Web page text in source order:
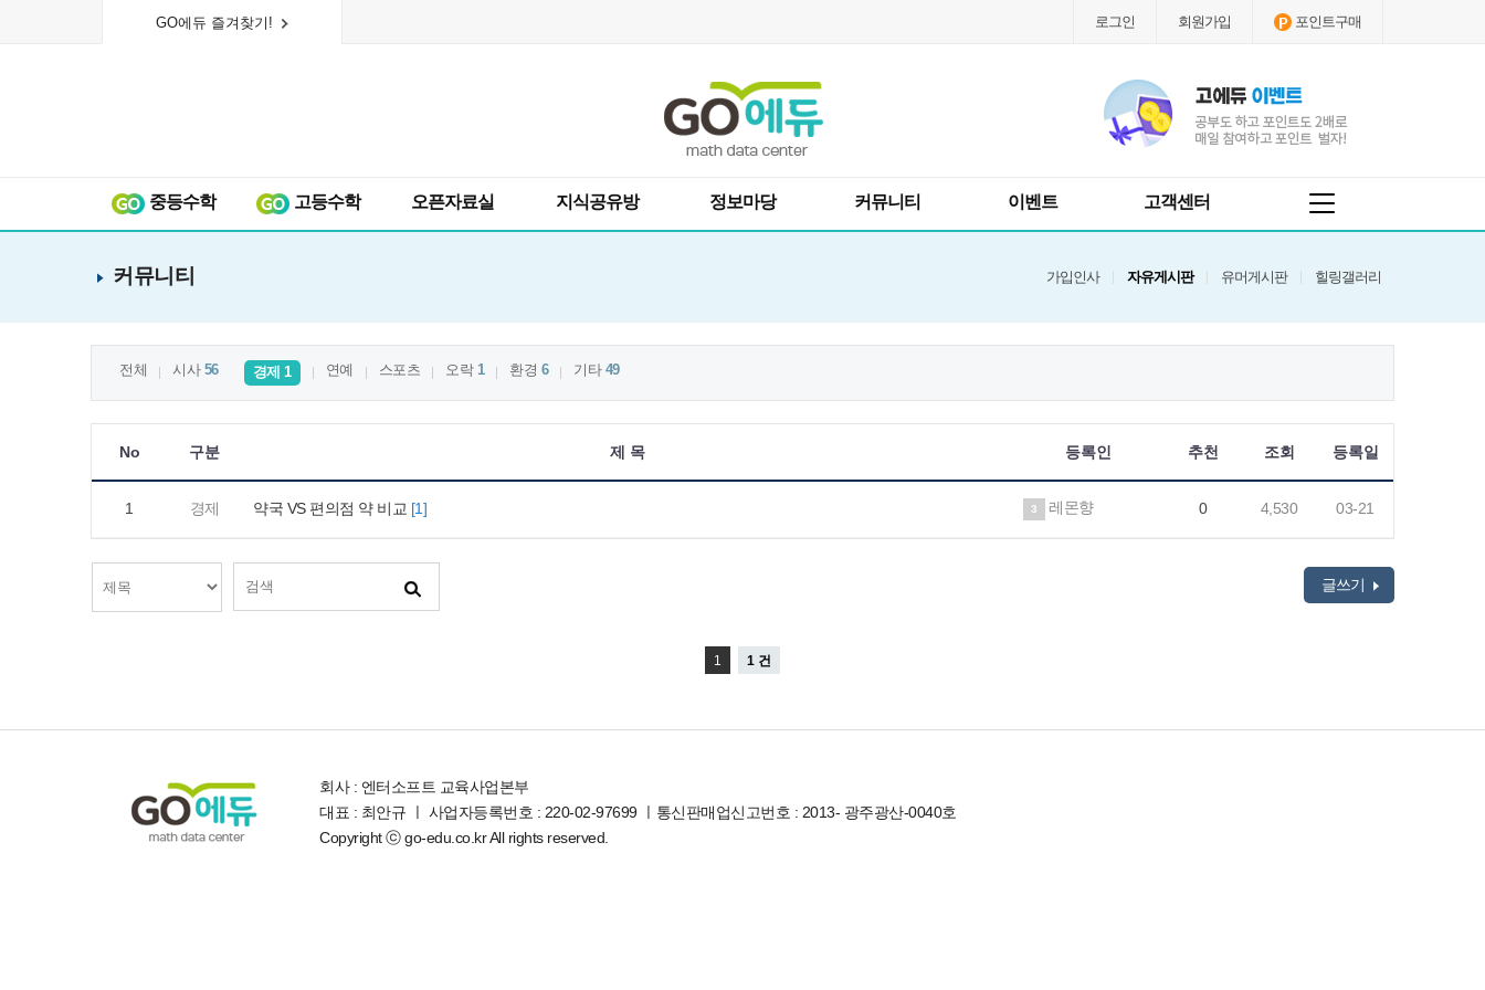
GO에듀 즐겨찾기! 로그인 회원가입 포인트구매
중등수학 고등수학 오픈자료실 지식공유방 정보마당 커뮤니티 이벤트 고객센터
커뮤니티 가입인사 자유게시판 유머게시판 힐링갤러리
전체 시사 56 경제 1 연예 스포츠 오락 1 환경 6 기타 49
No 구분 제 목 등록인 추천 조회 등록일
1 경제 약국 VS 편의점 약 비교 [1] 3 레몬향 0 4,530 03-21
글쓰기
1 1 건
회사 : 엔터소프트 교육사업본부
대표 : 최안규 ㅣ 사업자등록번호 : 220-02-97699 ㅣ통신판매업신고번호 : 2013- 광주광산-0040호
Copyright ⓒ go-edu.co.kr All rights reserved.